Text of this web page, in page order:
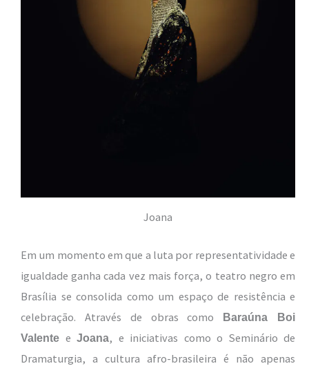
Joana
Em um momento em que a luta por representatividade e
igualdade ganha cada vez mais força, o teatro negro em
Brasília se consolida como um espaço de resistência e
celebração. Através de obras como
Baraúna Boi
Valente e Joana, e iniciativas como o Seminário de
Dramaturgia, a cultura afro-brasileira é não apenas